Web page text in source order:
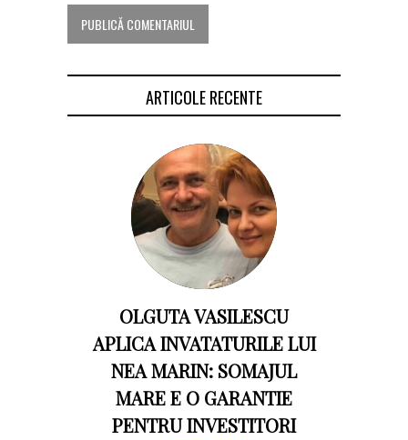
ARTICOLE RECENTE
OLGUTA VASILESCU
APLICA INVATATURILE LUI
NEA MARIN: SOMAJUL
MARE E O GARANTIE
PENTRU INVESTITORI